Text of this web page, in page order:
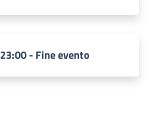
23:00 - Fine evento